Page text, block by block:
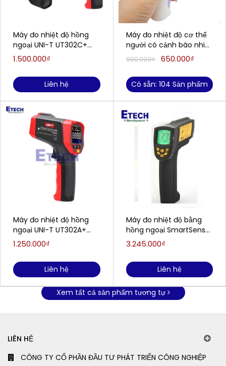
Máy đo nhiệt độ hồng
ngoại UNI-T UT302C+
(-32~1100°C)
1.500.000₫
Liên hệ
Máy đo nhiệt độ hồng
ngoại UNI-T UT302A+
(-32~700°C)
1.250.000₫
Liên hệ
Máy đo nhiệt độ cơ thể
người có cảnh báo nhiệt
độ cao HT-860D (36 ~
100ºC(vật))
900.000₫ 650.000₫
Có sẵn: 104 Sản phẩm
Máy đo nhiệt độ bằng
hồng ngoại SmartSensor
AR862D+
3.245.000₫
Liên hệ
Xem tất cả sản phẩm tương tự
LIÊN HỆ
CÔNG TY CỔ PHẦN ĐẦU TƯ PHÁT TRIỂN CÔNG NGHIỆP